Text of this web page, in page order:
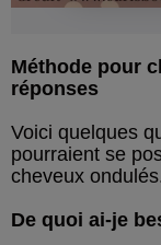
Méthode pour
réponses
Voici quelques
pourraient se
cheveux
De quoi ai-je